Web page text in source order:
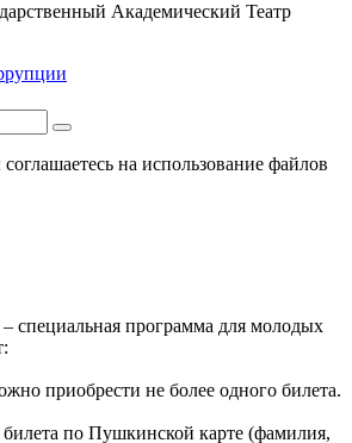
Академический Театр
на использование файлов
специальная программа для молодых
приобрести не более одного билета.
по Пушкинской карте (фамилия,